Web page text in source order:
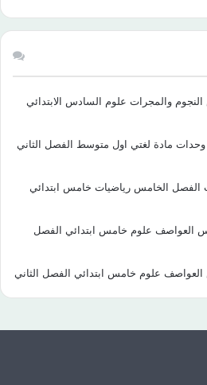
والمجرات علوم السادس الابتدائي
مادة لغتي اول متوسط الفصل الثاني
الفصل الخامس رياضيات خامس ابتدائي
العواصف علوم خامس ابتدائي الفصل
علوم خامس ابتدائي الفصل الثاني